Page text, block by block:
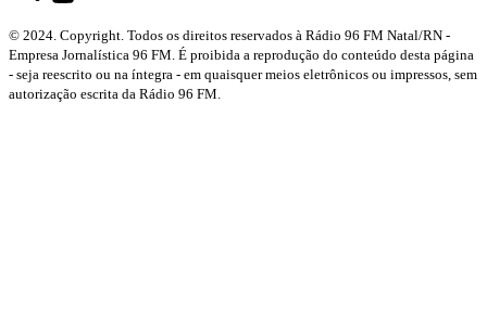
© 2024. Copyright. Todos os direitos reservados à Rádio 96 FM Natal/RN -
Empresa Jornalística 96 FM. É proibida a reprodução do conteúdo desta página
- seja reescrito ou na íntegra - em quaisquer meios eletrônicos ou impressos, sem
autorização escrita da Rádio 96 FM.